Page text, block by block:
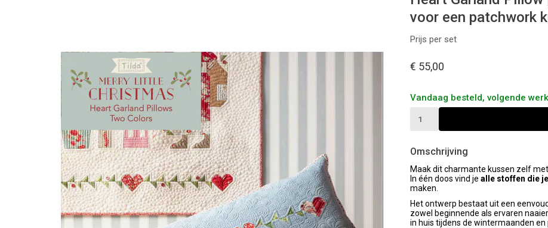
voor een patchwork
Prijs per set
€ 55,00
Vandaag besteld, volgende
Omschrijving
Maak dit charmante kussen zelf
In één doos vind je alle stoffen die
maken.
Het ontwerp bestaat uit een
zowel beginnende als ervaren
in huis tijdens de wintermaanden